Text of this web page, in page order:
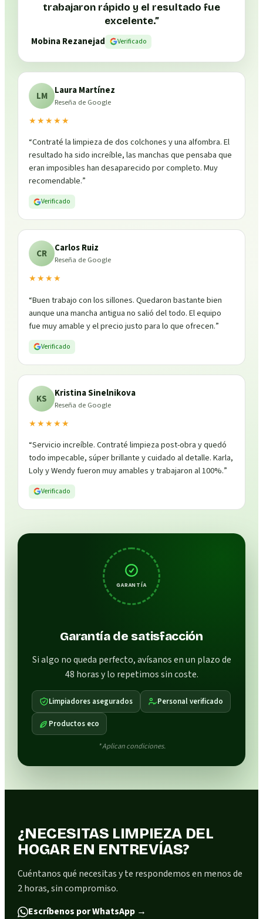
trabajaron rápido y el resultado fue
excelente.”
Mobina Rezanejad
Verificado
LM Laura Martínez
Reseña de Google
★★★★★
“Contraté la limpieza de dos colchones y una alfombra. El
resultado ha sido increíble, las manchas que pensaba que
eran imposibles han desaparecido por completo. Muy
recomendable.”
Verificado
CR Carlos Ruiz
Reseña de Google
★★★★
“Buen trabajo con los sillones. Quedaron bastante bien
aunque una mancha antigua no salió del todo. El equipo
fue muy amable y el precio justo para lo que ofrecen.”
Verificado
KS Kristina Sinelnikova
Reseña de Google
★★★★★
“Servicio increíble. Contraté limpieza post-obra y quedó
todo impecable, súper brillante y cuidado al detalle. Karla,
Loly y Wendy fueron muy amables y trabajaron al 100%.”
Verificado
GARANTÍA
Garantía de satisfacción
Si algo no queda perfecto, avísanos en un plazo de
48 horas y lo repetimos sin coste.
Limpiadores asegurados Personal verificado
Productos eco
* Aplican condiciones.
¿NECESITAS LIMPIEZA DEL
HOGAR EN ENTREVÍAS?
Cuéntanos qué necesitas y te respondemos en menos de
2 horas, sin compromiso.
Escríbenos por WhatsApp →